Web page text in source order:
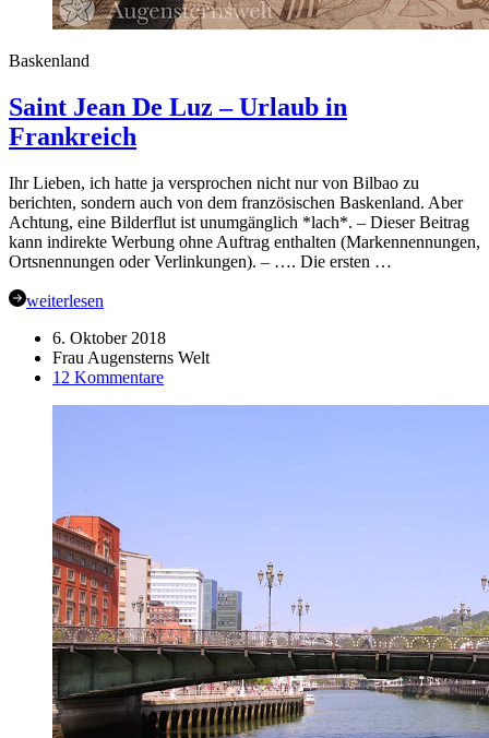
Baskenland
Saint Jean De Luz – Urlaub in
Frankreich
Ihr Lieben, ich hatte ja versprochen nicht nur von Bilbao zu
berichten, sondern auch von dem französischen Baskenland. Aber
Achtung, eine Bilderflut ist unumgänglich *lach*. – Dieser Beitrag
kann indirekte Werbung ohne Auftrag enthalten (Markennennungen,
Ortsnennungen oder Verlinkungen). – …. Die ersten …
weiterlesen
6. Oktober 2018
Frau Augensterns Welt
12 Kommentarezu